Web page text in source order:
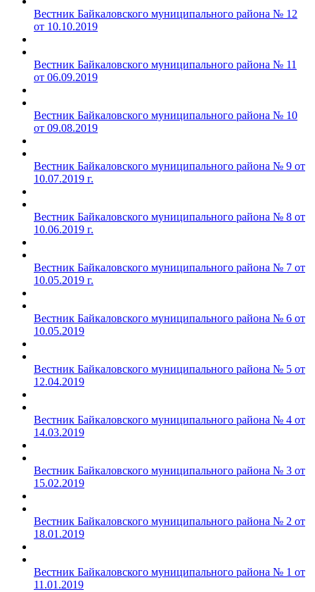
Вестник Байкаловского муниципального района № 12
от 10.10.2019
Вестник Байкаловского муниципального района № 11
от 06.09.2019
Вестник Байкаловского муниципального района № 10
от 09.08.2019
Вестник Байкаловского муниципального района № 9 от
10.07.2019 г.
Вестник Байкаловского муниципального района № 8 от
10.06.2019 г.
Вестник Байкаловского муниципального района № 7 от
10.05.2019 г.
Вестник Байкаловского муниципального района № 6 от
10.05.2019
Вестник Байкаловского муниципального района № 5 от
12.04.2019
Вестник Байкаловского муниципального района № 4 от
14.03.2019
Вестник Байкаловского муниципального района № 3 от
15.02.2019
Вестник Байкаловского муниципального района № 2 от
18.01.2019
Вестник Байкаловского муниципального района № 1 от
11.01.2019